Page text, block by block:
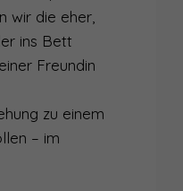
wir die eher,
ins Bett
Freundin
zu einem
– im